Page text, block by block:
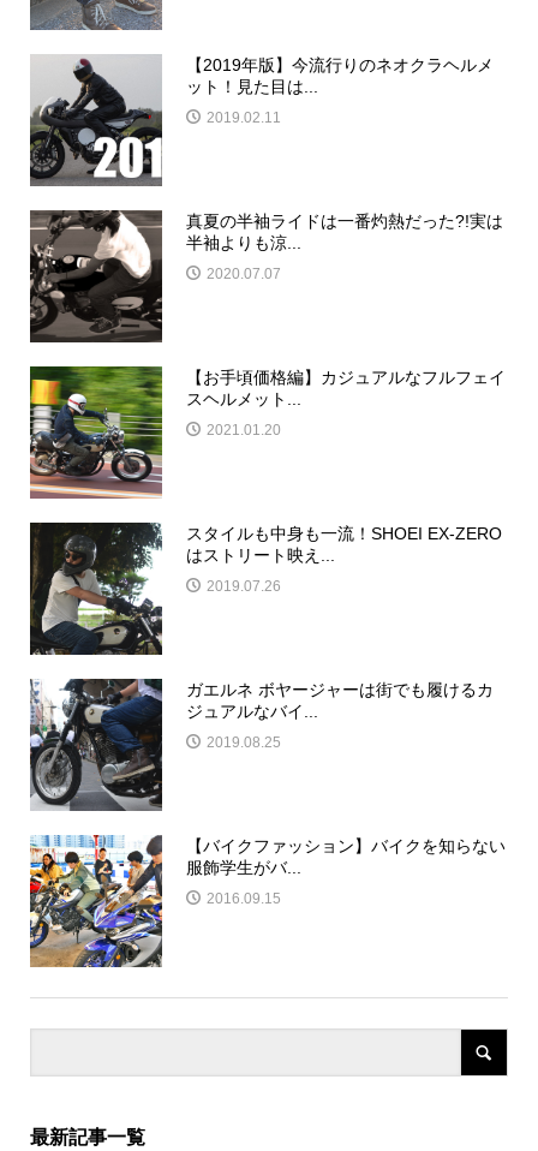
【2019年版】今流行りのネオクラヘルメ
ット！見た目は...
2019.02.11
真夏の半袖ライドは一番灼熱だった?!実は
半袖よりも涼...
2020.07.07
【お手頃価格編】カジュアルなフルフェイ
スヘルメット...
2021.01.20
スタイルも中身も一流！SHOEI EX-ZERO
はストリート映え...
2019.07.26
ガエルネ ボヤージャーは街でも履けるカ
ジュアルなバイ...
2019.08.25
【バイクファッション】バイクを知らない
服飾学生がバ...
2016.09.15
最新記事一覧